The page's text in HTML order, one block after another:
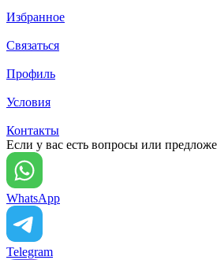
Избранное
Связаться
Профиль
Условия
Контакты
Если у вас есть вопросы или
WhatsApp
Telegram